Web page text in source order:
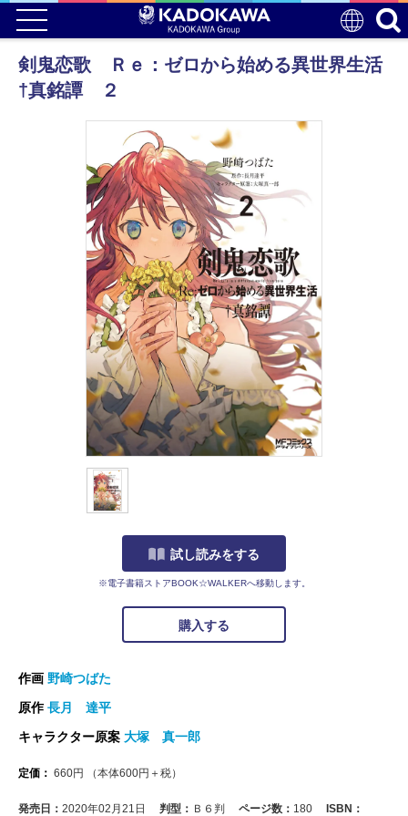
剣鬼恋歌 Ｒｅ：ゼロから始める異世界生活
†真銘譚 ２
試し読みをする
※電子書籍ストアBOOK☆WALKERへ移動します。
購入する
作画 野崎つばた
原作長月 達平
キャラクター原案 大塚 真一郎
定価： 660円 （本体600円＋税）
発売日： 2020年02月21日 判型： Ｂ６判 ページ数： 180
ISBN：